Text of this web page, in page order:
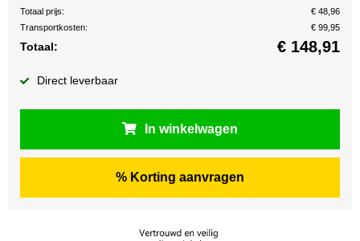
Totaal prijs:
€ 48,96
Transportkosten:
€ 99,95
Totaal: € 148,91
Direct leverbaar
In winkelwagen
% Korting aanvragen